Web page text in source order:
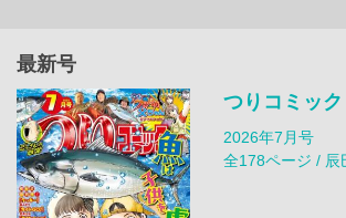
最新号
つりコミッ
2026年7月号
全178ページ / 辰